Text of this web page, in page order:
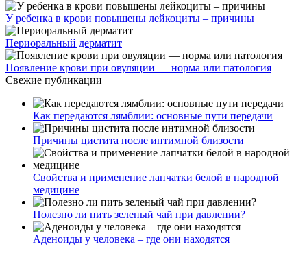
У ребенка в крови повышены лейкоциты – причины
Периоральный дерматит
Появление крови при овуляции — норма или патология
Свежие публикации
Как передаются лямблии: основные пути передачи
Причины цистита после интимной близости
Свойства и применение лапчатки белой в народной
медицине
Полезно ли пить зеленый чай при давлении?
Аденоиды у человека – где они находятся